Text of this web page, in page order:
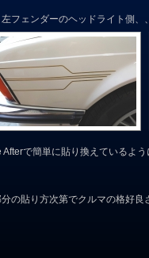
フェンダーのヘッドライト側、
Afterで簡単に貼り換えているよ
の貼り方次第でクルマの格好良